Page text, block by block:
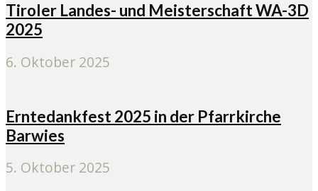
Tiroler Landes- und Meisterschaft WA-3D
2025
6. Oktober 2025
Erntedankfest 2025 in der Pfarrkirche
Barwies
5. Oktober 2025